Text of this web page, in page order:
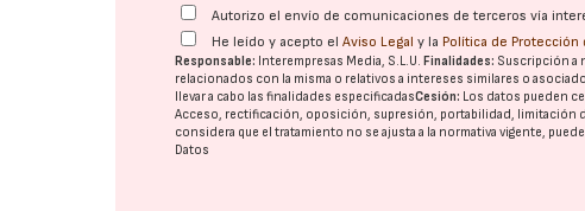
Autorizo el envío de comunicaciones de terceros vía
He leído y acepto elAviso Legal y la Política de Protección
Responsable: Interempresas Media, S.L.U.Finalidades: Suscripción a
relacionados con la misma o relativos a intereses similares o
llevar a cabo las finalidades especificadasCesión: Los datos pueden
Acceso, rectificación, oposición, supresión, portabilidad, limitación
considera que el tratamiento no se ajusta a la normativa vigente,
Datos